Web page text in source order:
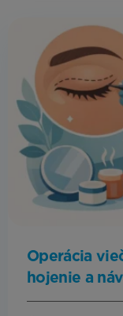
Operácia
hojenie a